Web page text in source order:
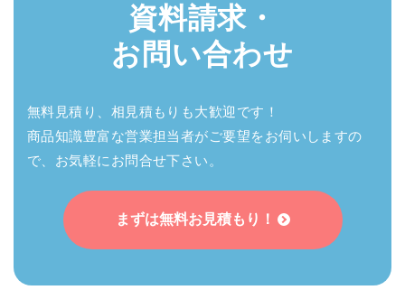
資料請求・
お問い合わせ
無料見積り、相見積もりも大歓迎です！
商品知識豊富な営業担当者がご要望をお伺いしますの
で、お気軽にお問合せ下さい。
まずは無料お見積もり！